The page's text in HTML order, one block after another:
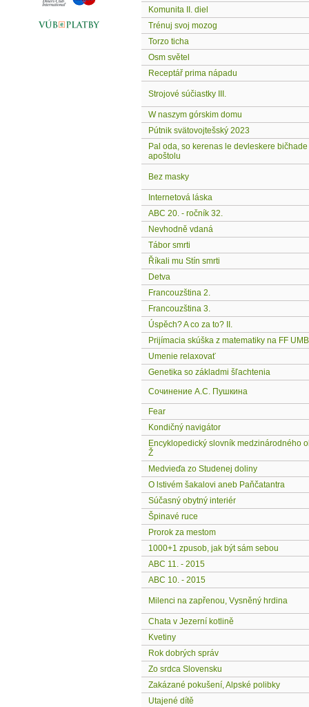
Komunita II. diel
Trénuj svoj mozog
Torzo ticha
Osm světel
Receptář prima nápadu
Strojové súčiastky III.
W naszym górskim domu
Pútnik svätovojtešský 2023
Pal oda, so kerenas le devleskere bičhade
apoštolu
Bez masky
Internetová láska
ABC 20. - ročník 32.
Nevhodně vdaná
Tábor smrti
Říkali mu Stín smrti
Detva
Francouzština 2.
Francouzština 3.
Úspěch? A co za to? II.
Prijímacia skúška z matematiky na FF UMB
Umenie relaxovať
Genetika so základmi šľachtenia
Сочинение А.С. Пушкина
Fear
Kondičný navigátor
Encyklopedický slovník medzinárodného
Ž
Medvieďa zo Studenej doliny
O lstivém šakalovi aneb Paňčatantra
Súčasný obytný interiér
Špinavé ruce
Prorok za mestom
1000+1 zpusob, jak být sám sebou
ABC 11. - 2015
ABC 10. - 2015
Milenci na zapřenou, Vysněný hrdina
Chata v Jezerní kotlině
Kvetiny
Rok dobrých správ
Zo srdca Slovensku
Zakázané pokušení, Alpské polibky
Utajené dítě